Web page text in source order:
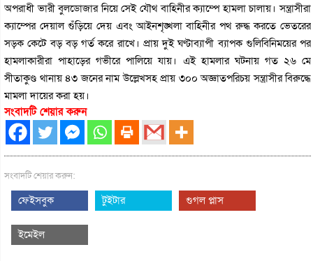
অপরাধী ভারী বুলডোজার নিয়ে সেই যৌথ বাহিনীর ক্যাম্পে হামলা চালায়। সন্ত্রাসীরা
ক্যাম্পের দেয়াল গুঁড়িয়ে দেয় এবং আইনশৃঙ্খলা বাহিনীর পথ রুদ্ধ করতে ভেতরের
সড়ক কেটে বড় বড় গর্ত করে রাখে। প্রায় দুই ঘণ্টাব্যাপী ব্যাপক গুলিবিনিময়ের পর
হামলাকারীরা পাহাড়ের গভীরে পালিয়ে যায়। এই হামলার ঘটনায় গত ২৬ মে
সীতাকুণ্ড থানায় ৪৩ জনের নাম উল্লেখসহ প্রায় ৩০০ অজ্ঞাতপরিচয় সন্ত্রাসীর বিরুদ্ধে
মামলা দায়ের করা হয়।
সংবাদটি শেয়ার করুন
সংবাদটি শেয়ার করুন:
ফেইসবুক টুইটার গুগল প্লাস
ইমেইল